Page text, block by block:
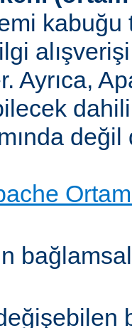
kabuğu
Ayrıca,
değil